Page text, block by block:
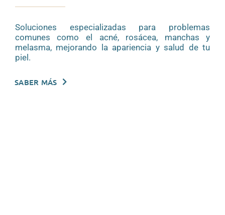
Soluciones especializadas para problemas
comunes como el acné, rosácea, manchas y
melasma, mejorando la apariencia y salud de tu
piel.
SABER MÁS